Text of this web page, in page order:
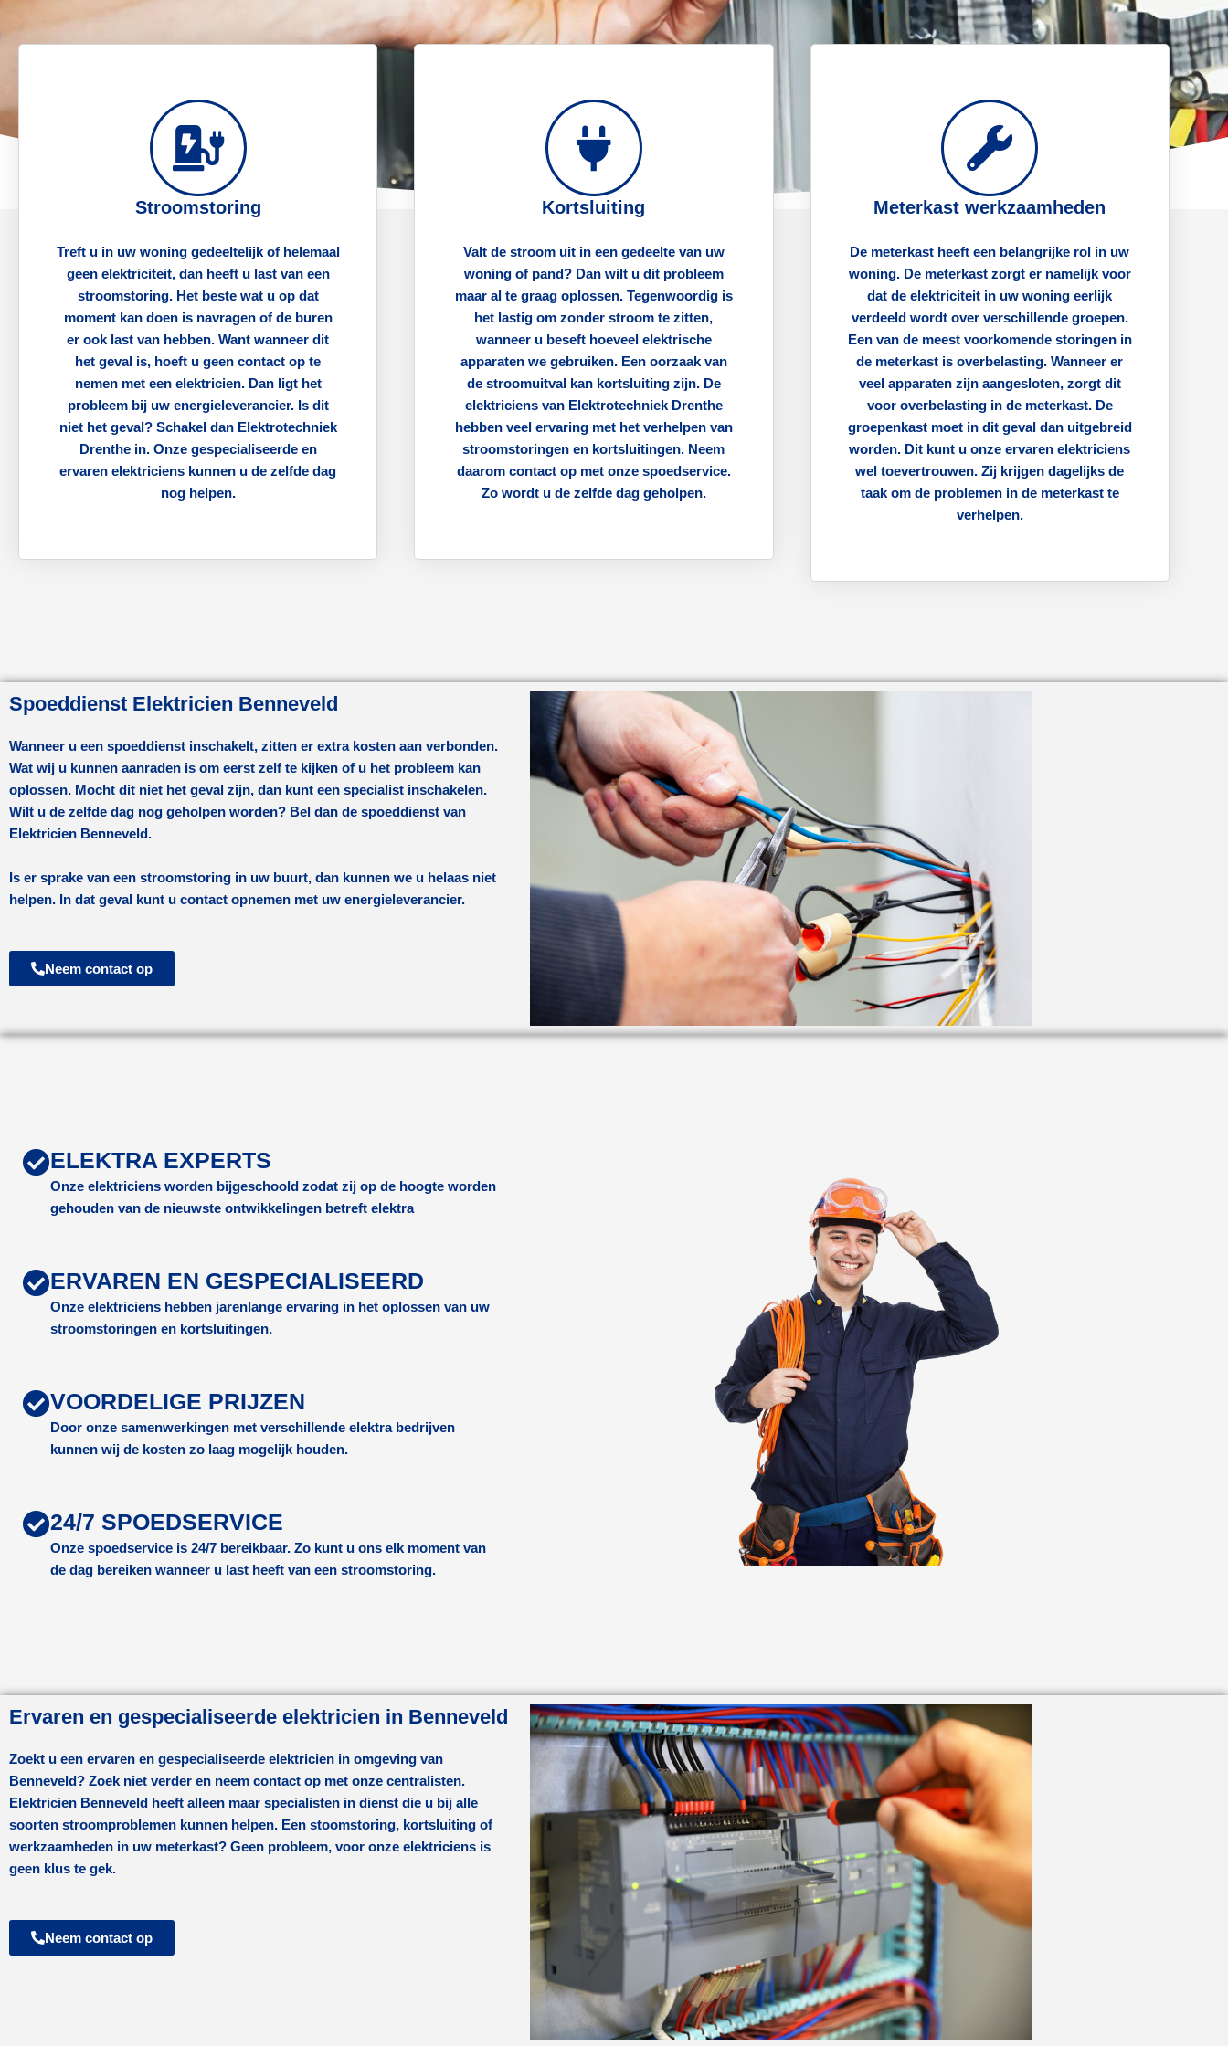
Stroomstoring
Treft u in uw woning gedeeltelijk of helemaal
geen elektriciteit, dan heeft u last van een
stroomstoring. Het beste wat u op dat
moment kan doen is navragen of de buren
er ook last van hebben. Want wanneer dit
het geval is, hoeft u geen contact op te
nemen met een elektricien. Dan ligt het
probleem bij uw energieleverancier. Is dit
niet het geval? Schakel dan Elektrotechniek
Drenthe in. Onze gespecialiseerde en
ervaren elektriciens kunnen u de zelfde dag
nog helpen.
Kortsluiting
Valt de stroom uit in een gedeelte van uw
woning of pand? Dan wilt u dit probleem
maar al te graag oplossen. Tegenwoordig is
het lastig om zonder stroom te zitten,
wanneer u beseft hoeveel elektrische
apparaten we gebruiken. Een oorzaak van
de stroomuitval kan kortsluiting zijn. De
elektriciens van Elektrotechniek Drenthe
hebben veel ervaring met het verhelpen van
stroomstoringen en kortsluitingen. Neem
daarom contact op met onze spoedservice.
Zo wordt u de zelfde dag geholpen.
Meterkast werkzaamheden
De meterkast heeft een belangrijke rol in uw
woning. De meterkast zorgt er namelijk voor
dat de elektriciteit in uw woning eerlijk
verdeeld wordt over verschillende groepen.
Een van de meest voorkomende storingen in
de meterkast is overbelasting. Wanneer er
veel apparaten zijn aangesloten, zorgt dit
voor overbelasting in de meterkast. De
groepenkast moet in dit geval dan uitgebreid
worden. Dit kunt u onze ervaren elektriciens
wel toevertrouwen. Zij krijgen dagelijks de
taak om de problemen in de meterkast te
verhelpen.
Spoeddienst Elektricien Benneveld
Wanneer u een spoeddienst inschakelt, zitten er extra kosten aan verbonden.
Wat wij u kunnen aanraden is om eerst zelf te kijken of u het probleem kan
oplossen. Mocht dit niet het geval zijn, dan kunt een specialist inschakelen.
Wilt u de zelfde dag nog geholpen worden? Bel dan de spoeddienst van
Elektricien Benneveld.
Is er sprake van een stroomstoring in uw buurt, dan kunnen we u helaas niet
helpen. In dat geval kunt u contact opnemen met uw energieleverancier.
Neem contact op
ELEKTRA EXPERTS
Onze elektriciens worden bijgeschoold zodat zij op de hoogte worden
gehouden van de nieuwste ontwikkelingen betreft elektra
ERVAREN EN GESPECIALISEERD
Onze elektriciens hebben jarenlange ervaring in het oplossen van uw
stroomstoringen en kortsluitingen.
VOORDELIGE PRIJZEN
Door onze samenwerkingen met verschillende elektra bedrijven
kunnen wij de kosten zo laag mogelijk houden.
24/7 SPOEDSERVICE
Onze spoedservice is 24/7 bereikbaar. Zo kunt u ons elk moment van
de dag bereiken wanneer u last heeft van een stroomstoring.
Ervaren en gespecialiseerde elektricien in Benneveld
Zoekt u een ervaren en gespecialiseerde elektricien in omgeving van
Benneveld? Zoek niet verder en neem contact op met onze centralisten.
Elektricien Benneveld heeft alleen maar specialisten in dienst die u bij alle
soorten stroomproblemen kunnen helpen. Een stoomstoring, kortsluiting of
werkzaamheden in uw meterkast? Geen probleem, voor onze elektriciens is
geen klus te gek.
Neem contact op